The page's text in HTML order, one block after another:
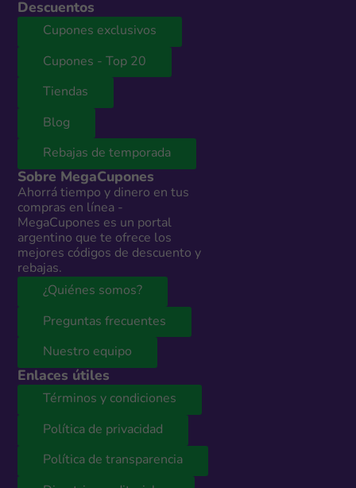
Descuentos
Cupones exclusivos
Cupones - Top 20
Tiendas
Blog
Rebajas de temporada
Sobre MegaCupones
Ahorrá tiempo y dinero en tus
compras en línea -
MegaCupones es un portal
argentino que te ofrece los
mejores códigos de descuento y
rebajas.
¿Quiénes somos?
Preguntas frecuentes
Nuestro equipo
Enlaces útiles
Términos y condiciones
Política de privacidad
Política de transparencia